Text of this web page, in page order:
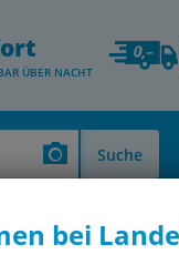
bei
ÜBER NACHT
Suche
- Durchfluss- &